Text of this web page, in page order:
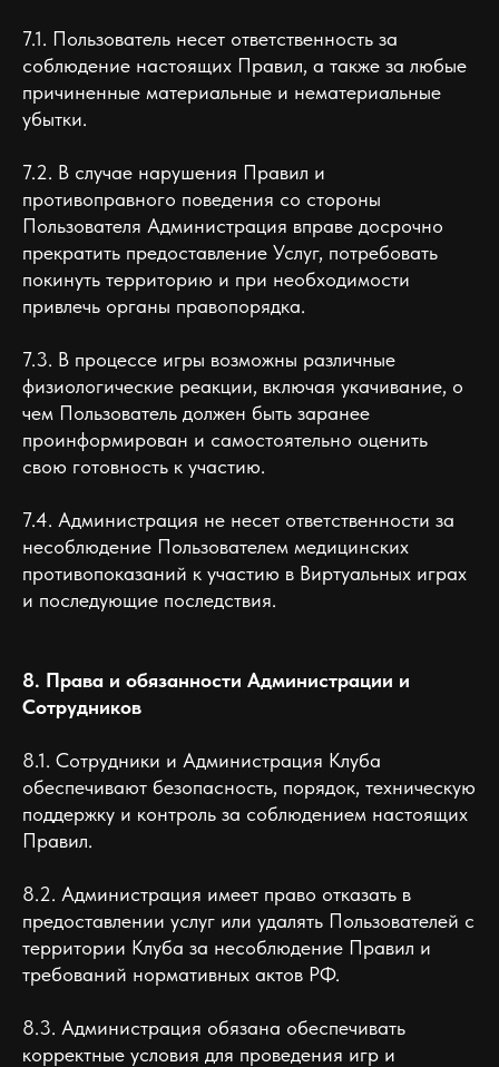
7.1. Пользователь несет ответственность за
соблюдение настоящих Правил, а также за любые
причиненные материальные и нематериальные
убытки.
7.2. В случае нарушения Правил и
противоправного поведения со стороны
Пользователя Администрация вправе досрочно
прекратить предоставление Услуг, потребовать
покинуть территорию и при необходимости
привлечь органы правопорядка.
7.3. В процессе игры возможны различные
физиологические реакции, включая укачивание, о
чем Пользователь должен быть заранее
проинформирован и самостоятельно оценить
свою готовность к участию.
7.4. Администрация не несет ответственности за
несоблюдение Пользователем медицинских
противопоказаний к участию в Виртуальных играх
и последующие последствия.
8. Права и обязанности Администрации и
Сотрудников
8.1. Сотрудники и Администрация Клуба
обеспечивают безопасность, порядок, техническую
поддержку и контроль за соблюдением настоящих
Правил.
8.2. Администрация имеет право отказать в
предоставлении услуг или удалять Пользователей с
территории Клуба за несоблюдение Правил и
требований нормативных актов РФ.
8.3. Администрация обязана обеспечивать
корректные условия для проведения игр и